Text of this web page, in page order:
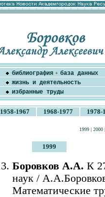
библиография + база данных
жизнь и деятельность
избранные труды
1958-1967 1968-1977 1978-
1999 | 2000
1999
Боровков А.А. К
наук /
Математические